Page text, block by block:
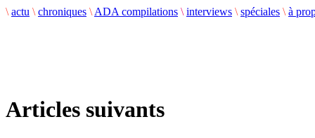
\ actu \ chroniques \ ADA compilations \ interviews \ spéciales \ à
Articles suivants